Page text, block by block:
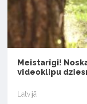
Meistarīgi!
videoklipu
Latvijā